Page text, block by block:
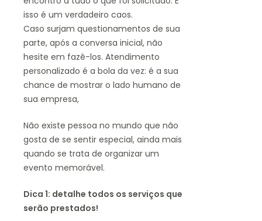
isso é um verdadeiro caos.
Caso surjam questionamentos de sua
parte, após a conversa inicial, não
hesite em fazê-los. Atendimento
personalizado é a bola da vez: é a sua
chance de mostrar o lado humano de
sua empresa,
Não existe pessoa no mundo que não
gosta de se sentir especial, ainda mais
quando se trata de organizar um
evento memorável.
Dica 1: detalhe todos os serviços que
serão prestados!